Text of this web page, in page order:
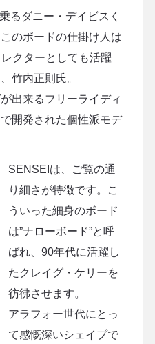
るダニー・デイビスく
のボードの仕掛け人は
クターとしても活躍
竹内正則氏。
出来るフリーライディ
開発された個性派モデ
SENSEIは、ご覧の通
り細さが特徴です。こ
ういった細身のボード
は”ナローボード”と呼
ばれ、90年代に活躍し
たクレイグ・ケリーを
彷彿させます。
アラフォー世代にとっ
て感慨深いシェイプで